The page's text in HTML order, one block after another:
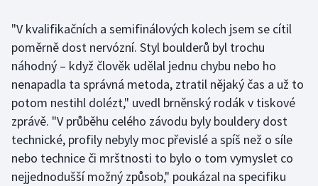
Lezení
Lyže a snowboard
Moderní pětiboj
Motorsport
Olympijské hry
"V kvalifikačních a semifinálových kolech jsem se cítil
poměrně dost nervózní. Styl boulderů byl trochu
náhodný – když člověk udělal jednu chybu nebo ho
nenapadla ta správná metoda, ztratil nějaký čas a už to
potom nestihl dolézt," uvedl brněnský rodák v tiskové
zprávě. "V průběhu celého závodu byly bouldery dost
technické, profily nebyly moc převislé a spíš než o síle
nebo technice či mrštnosti to bylo o tom vymyslet co
nejjednodušší možný způsob," poukázal na specifiku